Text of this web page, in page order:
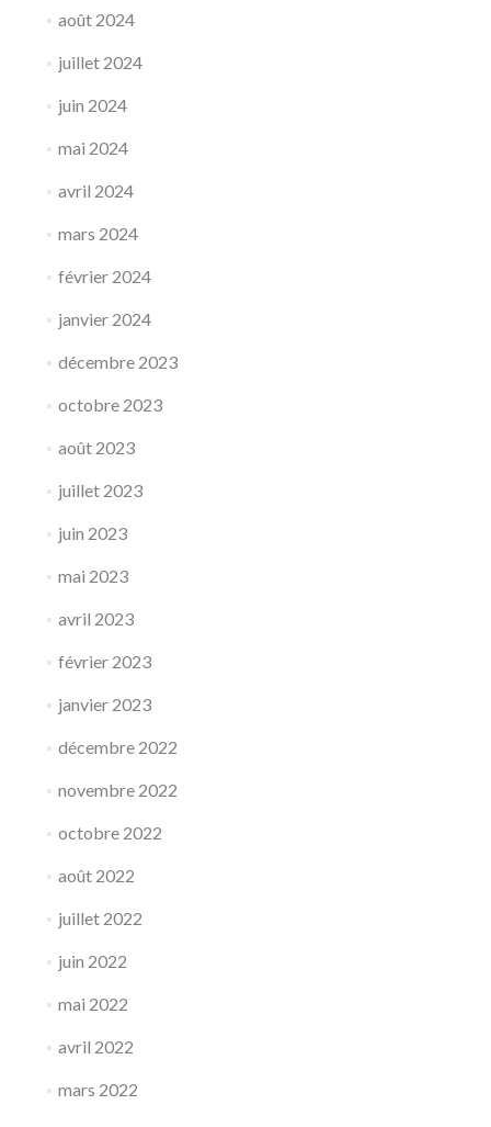
août 2024
juillet 2024
juin 2024
mai 2024
avril 2024
mars 2024
février 2024
janvier 2024
décembre 2023
octobre 2023
août 2023
juillet 2023
juin 2023
mai 2023
avril 2023
février 2023
janvier 2023
décembre 2022
novembre 2022
octobre 2022
août 2022
juillet 2022
juin 2022
mai 2022
avril 2022
mars 2022